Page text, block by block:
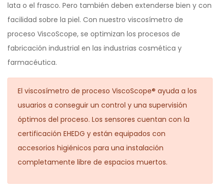
lata o el frasco. Pero también deben extenderse bien y con
facilidad sobre la piel. Con nuestro viscosímetro de
proceso ViscoScope, se optimizan los procesos de
fabricación industrial en las industrias cosmética y
farmacéutica.
El viscosímetro de proceso ViscoScope® ayuda a los
usuarios a conseguir un control y una supervisión
óptimos del proceso. Los sensores cuentan con la
certificación EHEDG y están equipados con
accesorios higiénicos para una instalación
completamente libre de espacios muertos.